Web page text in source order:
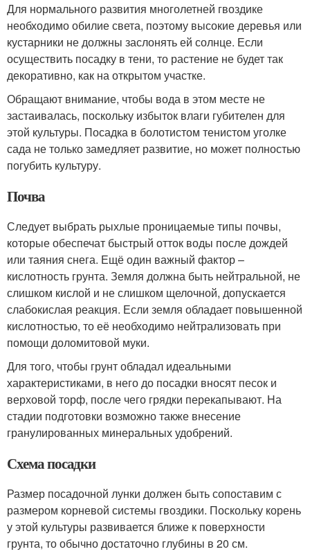
Для нормального развития многолетней гвоздике
необходимо обилие света, поэтому высокие деревья или
кустарники не должны заслонять ей солнце. Если
осуществить посадку в тени, то растение не будет так
декоративно, как на открытом участке.
Обращают внимание, чтобы вода в этом месте не
застаивалась, поскольку избыток влаги губителен для
этой культуры. Посадка в болотистом тенистом уголке
сада не только замедляет развитие, но может полностью
погубить культуру.
Почва
Следует выбрать рыхлые проницаемые типы почвы,
которые обеспечат быстрый отток воды после дождей
или таяния снега. Ещё один важный фактор –
кислотность грунта. Земля должна быть нейтральной, не
слишком кислой и не слишком щелочной, допускается
слабокислая реакция. Если земля обладает повышенной
кислотностью, то её необходимо нейтрализовать при
помощи доломитовой муки.
Для того, чтобы грунт обладал идеальными
характеристиками, в него до посадки вносят песок и
верховой торф, после чего грядки перекапывают. На
стадии подготовки возможно также внесение
гранулированных минеральных удобрений.
Схема посадки
Размер посадочной лунки должен быть сопоставим с
размером корневой системы гвоздики. Поскольку корень
у этой культуры развивается ближе к поверхности
грунта, то обычно достаточно глубины в 20 см.